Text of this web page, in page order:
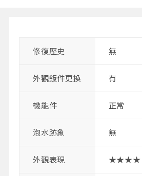
修復歴史 無
外觀鈑件更換 有
機能件 正常
泡水跡象 無
外觀表現 ★★★★